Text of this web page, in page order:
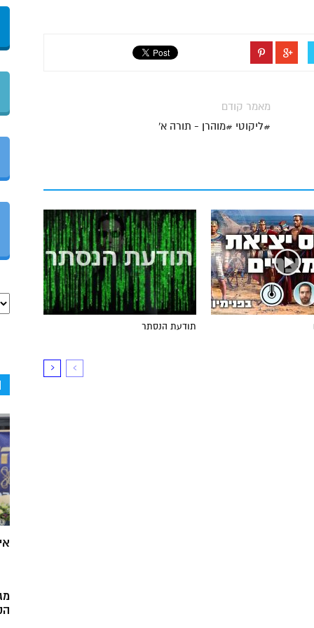
מאמר קודם
#ליקוטי #מוהרן - תורה א'
תודעת הנסתר